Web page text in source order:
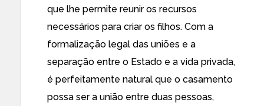
que lhe permite reunir os recursos
necessários para criar os filhos. Com a
formalização legal das uniões e a
separação entre o Estado e a vida privada,
é perfeitamente natural que o casamento
possa ser a união entre duas pessoas,